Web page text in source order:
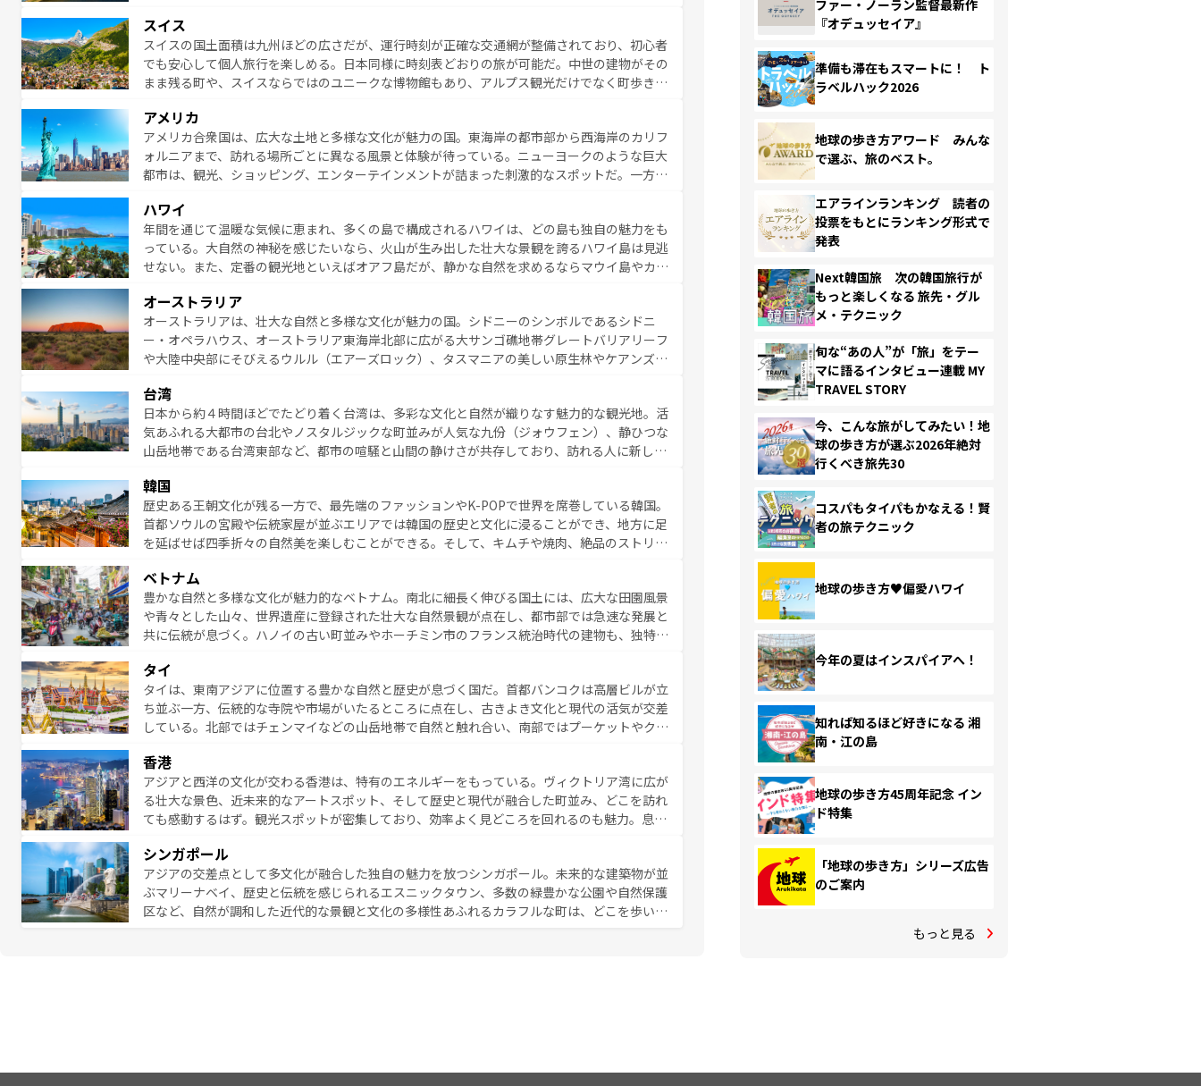
お、新着のイギリス情報は
スイス
スイスの国土面積は九州ほどの広さだが、運行時刻が正確な交通網が整備されており、初心者
でも安心して個人旅行を楽しめる。日本同様に時刻表どおりの旅が可能だ。中世の建物がその
まま残る町や、スイスならではのユニークな博物館もあり、アルプス観光だけでなく町歩きも
ービスもあり、うまく活用すれば市内交通費無料で観光を楽しむこともできる。 なお、新着
のスイス情報はコンテンツ一覧 を参照してほしい。
アメリカ
アメリカ合衆国は、広大な土地と多様な文化が魅力の国。東海岸の都市部から西海岸のカリフ
ォルニアまで、訪れる場所ごとに異なる風景と体験が待っている。ニューヨークのような巨大
都市は、観光、ショッピング、エンターテインメントが詰まった刺激的なスポットだ。一方、
絶景が堪能できる。さらに、南部のニューオーリンズでは、音楽と美食が融合した独特の文化
が魅力。旅行者はアメリカの各地域で異なる魅力を楽しみながら、その多様性と豊かな歴史を
感じることができるだろう。車でのロードトリップや列車の旅も、アメリカならではの贅沢な
旅のスタイルだ。 なお、新着のアメリカ情報はコンテンツ一覧を参照してほしい。
ハワイ
年間を通じて温暖な気候に恵まれ、多くの島で構成されるハワイは、どの島も独自の魅力をも
っている。大自然の神秘を感じたいなら、火山が生み出した壮大な景観を誇るハワイ島は見逃
せない。また、定番の観光地といえばオアフ島だが、静かな自然を求めるならマウイ島やカウ
る。「アロハスピリット」と呼ばれるおもてなしの心で訪れる人々を迎えてくれるハワイの
人々、おいしいローカルフードやハワイアンミュージック、伝統的なフラダンスなど、すべて
がハワイの魅力を彩っている。訪れるたびに新しい発見と感動が待っているハワイを、存分に
味わってほしい。 なお、新着のハワイ情報はコンテンツ一覧を参照してほしい。
オーストラリア
オーストラリアは、壮大な自然と多様な文化が魅力の国。シドニーのシンボルであるシドニ
ー・オペラハウス、オーストラリア東海岸北部に広がる大サンゴ礁地帯グレートバリアリーフ
や大陸中央部にそびえるウルル（エアーズロック）、タスマニアの美しい原生林やケアンズの
豊かで、美味しいものであふれている。アクティビティも充実しており、サーフィンやダイビ
ング、ハイキングなど、アウトドア好きにはたまらない。オーストラリアの多彩な魅力を存分
に味わいつくそう。 なお、新着のオーストラリア情報はコンテンツ一覧を参照してほしい。
台湾
日本から約４時間ほどでたどり着く台湾は、多彩な文化と自然が織りなす魅力的な観光地。活
気あふれる大都市の台北やノスタルジックな町並みが人気な九份（ジォウフェン）、静ひつな
山岳地帯である台湾東部など、都市の喧騒と山間の静けさが共存しており、訪れる人に新しい
から高級料理、ヘルシーで美容にもいいと評判のスイーツなど、バラエティ豊かな料理が味わ
える。 なお、新着の台湾情報はコンテンツ一覧を参照してほしい。
韓国
歴史ある王朝文化が残る一方で、最先端のファッションやK-POPで世界を席巻している韓国。
首都ソウルの宮殿や伝統家屋が並ぶエリアでは韓国の歴史と文化に浸ることができ、地方に足
を延ばせば四季折々の自然美を楽しむことができる。そして、キムチや焼肉、絶品のストリー
能できる。あたたかいホスピタリティに包まれながら、韓国の多彩な魅力を心ゆくまで味わっ
てみてほしい。 なお、新着の韓国情報はコンテンツ一覧を参照してほしい。
ベトナム
豊かな自然と多様な文化が魅力的なベトナム。南北に細長く伸びる国土には、広大な田園風景
や青々とした山々、世界遺産に登録された壮大な自然景観が点在し、都市部では急速な発展と
共に伝統が息づく。ハノイの古い町並みやホーチミン市のフランス統治時代の建物も、独特の
まないベトナム料理も魅力のひとつ。フォーやバインミー、ベトナムコーヒーなどは、ぜひ現
地で味わいたい。どの地域を訪れてもあたたかい人々が旅行者を迎えてくれるので、きっと忘
れられない旅になるはずだ。 なお、新着のベトナム情報はコンテンツ一覧を参照してほし
い。
タイ
タイは、東南アジアに位置する豊かな自然と歴史が息づく国だ。首都バンコクは高層ビルが立
ち並ぶ一方、伝統的な寺院や市場がいたるところに点在し、古きよき文化と現代の活気が交差
している。北部ではチェンマイなどの山岳地帯で自然と触れ合い、南部ではプーケットやクラ
ら高級レストランまで味覚を刺激する。気候は一年中温暖で、どの季節にも異なる楽しみが待
っている。親しみやすいタイの人々、仏教を中心とした文化、そして多様な観光資源が、訪れ
る旅人を魅了し続ける。 なお、新着のタイ情報はコンテンツ一覧を参照してほしい。
香港
アジアと西洋の文化が交わる香港は、特有のエネルギーをもっている。ヴィクトリア湾に広が
る壮大な景色、近未来的なアートスポット、そして歴史と現代が融合した町並み、どこを訪れ
ても感動するはず。観光スポットが密集しており、効率よく見どころを回れるのも魅力。息を
報はコンテンツ一覧
シンガポール
アジアの交差点として多文化が融合した独自の魅力を放つシンガポール。未来的な建築物が並
ぶマリーナベイ、歴史と伝統を感じられるエスニックタウン、多数の緑豊かな公園や自然保護
区など、自然が調和した近代的な景観と文化の多様性あふれるカラフルな町は、どこを歩いて
ファー・ノーラン監督最新作
『オデュッセイア』
準備も滞在もスマートに！ ト
ラベルハック2026
地球の歩き方アワード みんな
で選ぶ、旅のベスト。
エアラインランキング 読者の
投票をもとにランキング形式で
発表
Next韓国旅 次の韓国旅行が
もっと楽しくなる 旅先・グル
メ・テクニック
旬な“あの人”が「旅」をテー
マに語るインタビュー連載 MY
TRAVEL STORY
今、こんな旅がしてみたい！地
球の歩き方が選ぶ2026年絶対
行くべき旅先30
コスパもタイパもかなえる！賢
者の旅テクニック
地球の歩き方♥偏愛ハワイ
今年の夏はインスパイアへ！
知れば知るほど好きになる 湘
南・江の島
地球の歩き方45周年記念 イン
ド特集
「地球の歩き方」シリーズ広告
のご案内
もっと見る